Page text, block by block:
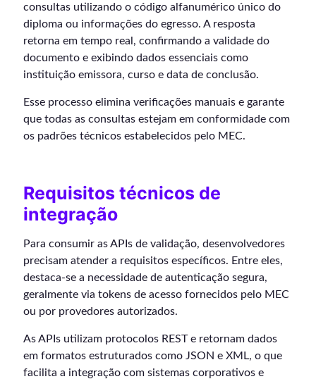
consultas utilizando o código alfanumérico único do
diploma ou informações do egresso. A resposta
retorna em tempo real, confirmando a validade do
documento e exibindo dados essenciais como
instituição emissora, curso e data de conclusão.
Esse processo elimina verificações manuais e garante
que todas as consultas estejam em conformidade com
os padrões técnicos estabelecidos pelo MEC.
Requisitos técnicos de
integração
Para consumir as APIs de validação, desenvolvedores
precisam atender a requisitos específicos. Entre eles,
destaca-se a necessidade de autenticação segura,
geralmente via tokens de acesso fornecidos pelo MEC
ou por provedores autorizados.
As APIs utilizam protocolos REST e retornam dados
em formatos estruturados como JSON e XML, o que
facilita a integração com sistemas corporativos e